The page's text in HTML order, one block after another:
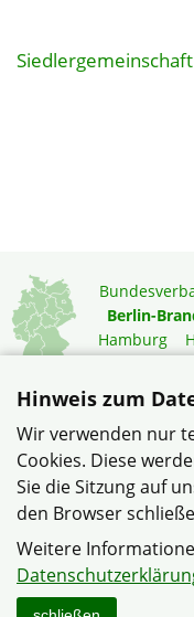
Berlin-
Hamburg
Sachsen-
© Verband Haus-
Brandenburg e.V.
Hinweis zum
Wir verwenden nur
Cookies. Diese
Sie die Sitzung auf
den Browser
Weitere